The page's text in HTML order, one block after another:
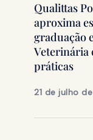
Qualittas
aproxima
graduação
Veterinária
práticas
21 de julho